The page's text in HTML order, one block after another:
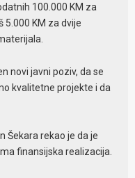
100.000 KM za
5.000 KM za dvije
novi javni poziv, da se
kvalitetne projekte i da
Šekara rekao je da je
finansijska realizacija.